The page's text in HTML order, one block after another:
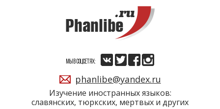
Изучение иностранных языков:
славянских, тюркских, мертвых и других
МЫ В СОЦСЕТЯХ:
phanlibe@yandex.ru